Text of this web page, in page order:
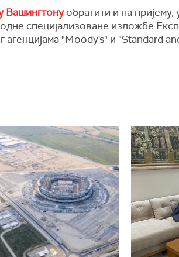
Вашингтонуобратити и на
специјализоване изложбе
"Moody's" и "Standard